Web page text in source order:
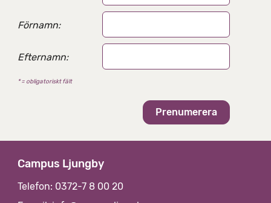
Förnamn:
Efternamn:
* = obligatoriskt fält
Campus Ljungby
Telefon: 0372-7 8 00 20